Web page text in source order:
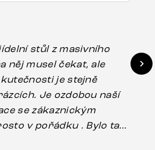
stůl z masivního
něj musel čekat, ale
je stejně
se zákaznickým
v pořádku . Bylo tam
nohy stolu, které mohlo